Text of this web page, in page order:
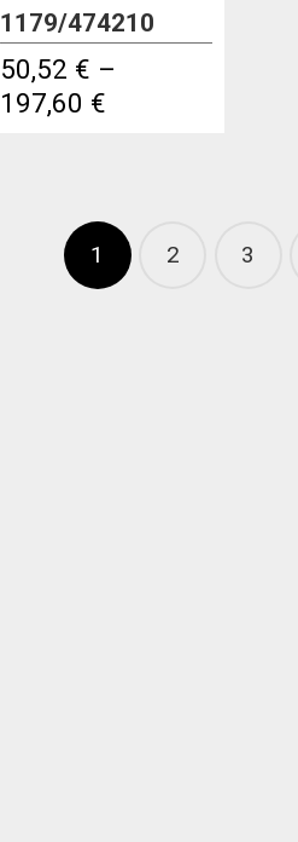
1179/474210
50,52 € –
197,60 €
197,60 €
1 2 3